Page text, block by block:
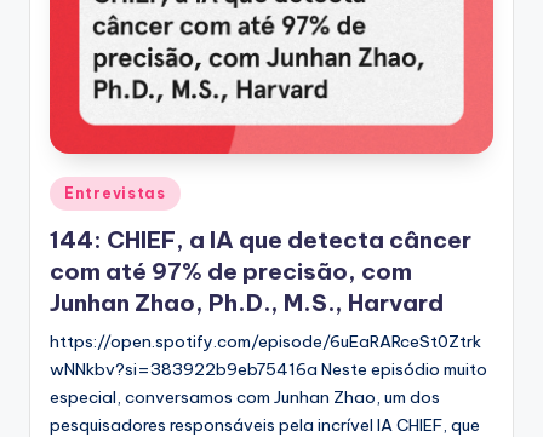
Posted
in
Entrevistas
144: CHIEF, a IA que detecta câncer
com até 97% de precisão, com
Junhan Zhao, Ph.D., M.S., Harvard
https://open.spotify.com/episode/6uEaRARceSt0Ztrk
wNNkbv?si=383922b9eb75416a Neste episódio muito
especial, conversamos com Junhan Zhao, um dos
pesquisadores responsáveis pela incrível IA CHIEF, que